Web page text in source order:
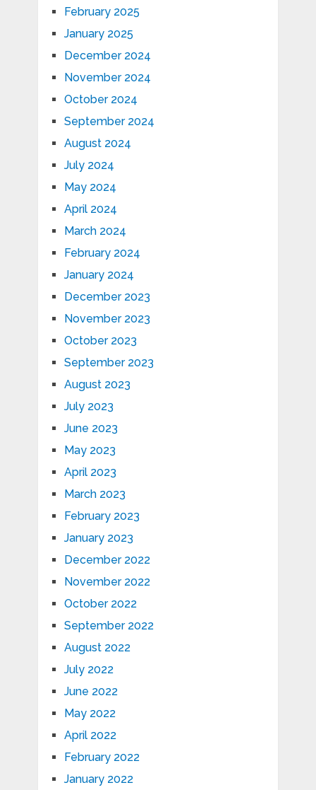
February 2025
January 2025
December 2024
November 2024
October 2024
September 2024
August 2024
July 2024
May 2024
April 2024
March 2024
February 2024
January 2024
December 2023
November 2023
October 2023
September 2023
August 2023
July 2023
June 2023
May 2023
April 2023
March 2023
February 2023
January 2023
December 2022
November 2022
October 2022
September 2022
August 2022
July 2022
June 2022
May 2022
April 2022
February 2022
January 2022